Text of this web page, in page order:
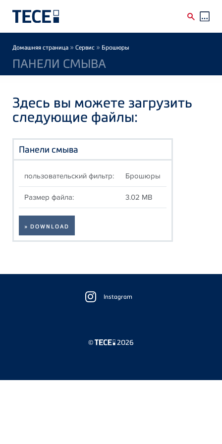
Breadcrumb
Домашняя страница » Сервис » Брошюры
ПАНЕЛИ СМЫВА
Здесь вы можете загрузить
следующие файлы:
Панели смыва
пользовательский фильтр: Брошюры
Размер файла: 3.02 MB
» DOWNLOAD
Instagram
© 2026